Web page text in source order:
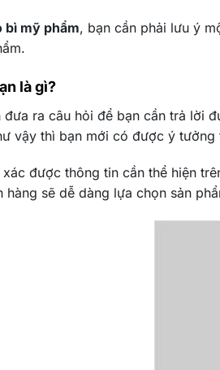
bì mỹ phẩm, bạn cần phải lưu ý
là gì?
đưa ra câu hỏi để bạn cần trả
vậy thì bạn mới có được ý tưởng
xác được thông tin cần thể hiện
hàng sẽ dễ dàng lựa chọn sản